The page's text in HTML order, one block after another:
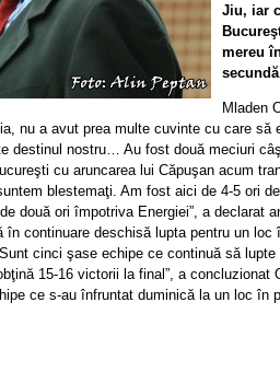
Jiu, iar
mereu
Mladen
nu a avut prea multe cuvinte cu care să
destinul nostru… Au fost două meciuri
cu aruncarea lui Căpuşan acum
blestemaţi. Am fost aici de 4-5 ori
două ori împotriva Energiei”, a declarat
continuare deschisă lupta pentru un loc
cinci şase echipe ce continuă să lupte
15-16 victorii la final”, a concluzionat
ce s-au înfruntat duminică la un loc în